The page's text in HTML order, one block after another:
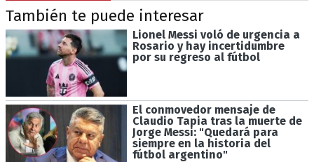
También te puede interesar
Lionel Messi voló de urgencia a
Rosario y hay incertidumbre
por su regreso al fútbol
El conmovedor mensaje de
Claudio Tapia tras la muerte de
Jorge Messi: "Quedará para
siempre en la historia del
fútbol argentino"